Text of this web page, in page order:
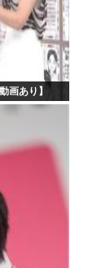
画あり】